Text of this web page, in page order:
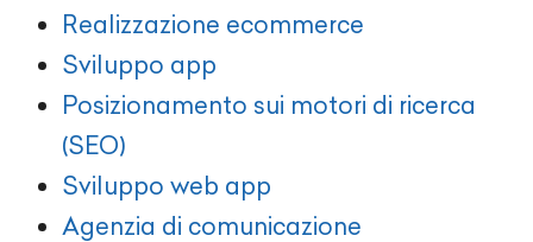
Realizzazione ecommerce
Sviluppo app
Posizionamento sui motori di ricerca
(SEO)
Sviluppo web app
Agenzia di comunicazione